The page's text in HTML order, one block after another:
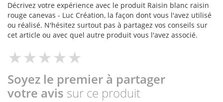
Décrivez votre expérience avec le produit Raisin blanc raisin
rouge canevas - Luc Création, la façon dont vous l'avez utilisé
ou réalisé. N'hésitez surtout pas à partagez vos conseils sur
cet article ou avec quel autre produit vous l'avez associé.
Soyez le premier à partager
votre avis sur ce produit